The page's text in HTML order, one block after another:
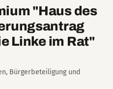
"Haus des
Linke im Rat"
Bürgerbeteiligung und